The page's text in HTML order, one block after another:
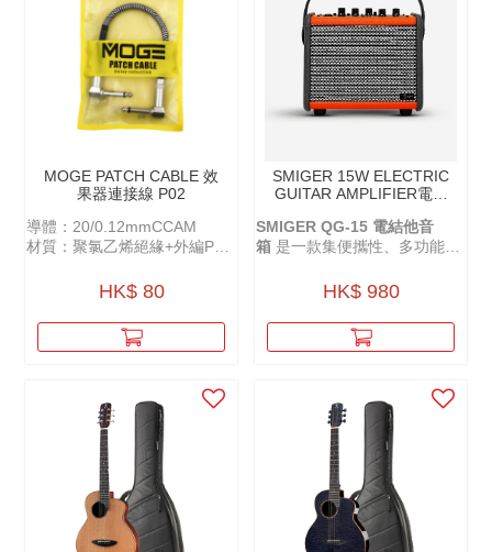
MOGE PATCH CABLE 效
果器連接線 P02
導體：20/0.12mmCCAM
材質：聚氯乙烯絕緣+外編PP
長度：27cm（含頭）
HK$ 80
SMIGER 15W ELECTRIC
GUITAR AMPLIFIER電結
SMIGER QG-15 電結他音
箱 是一款集便攜性、多功能與
論是室內練習還是戶外演出，
驗。
HK$ 980